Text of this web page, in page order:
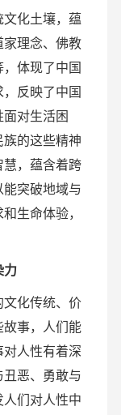
化土壤，蕴
家理念、佛教
体现了中国
反映了中国
对生活困
的这些精神
慧，蕴含着跨
突破地域与
生命体验，
力
文化传统、价
故事，人们能
人性有着深
恶、勇敢与
们对人性中